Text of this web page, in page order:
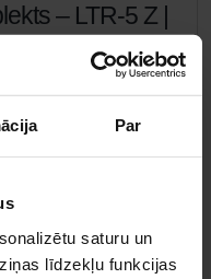
Par
saturu un
līdzekļu funkcijas
– LTR-5 Z |
no daļiņām, kas
55 % (F7) / ePM10
5 Z
EUR